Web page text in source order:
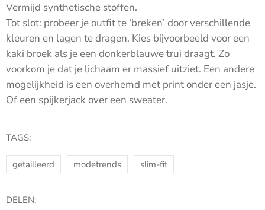
Vermijd synthetische stoffen.
Tot slot: probeer je outfit te ‘breken’ door verschillende
kleuren en lagen te dragen. Kies bijvoorbeeld voor een
kaki broek als je een donkerblauwe trui draagt. Zo
voorkom je dat je lichaam er massief uitziet. Een andere
mogelijkheid is een overhemd met print onder een jasje.
Of een spijkerjack over een sweater.
TAGS:
getailleerd modetrends slim-fit
DELEN: